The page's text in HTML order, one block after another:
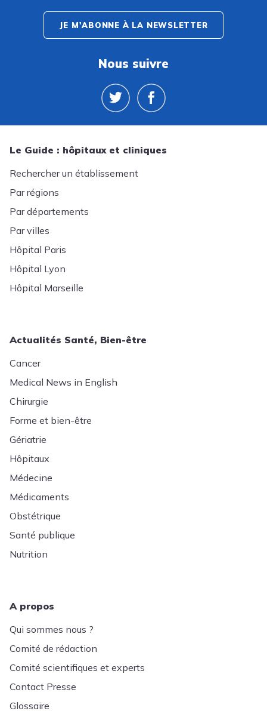
JE M'ABONNE À LA NEWSLETTER
Nous suivre
Le Guide : hôpitaux et cliniques
Rechercher un établissement
Par régions
Par départements
Par villes
Hôpital Paris
Hôpital Lyon
Hôpital Marseille
Actualités Santé, Bien-être
Cancer
Medical News in English
Chirurgie
Forme et bien-être
Gériatrie
Hôpitaux
Médecine
Médicaments
Obstétrique
Santé publique
Nutrition
A propos
Qui sommes nous ?
Comité de rédaction
Comité scientifiques et experts
Contact Presse
Glossaire